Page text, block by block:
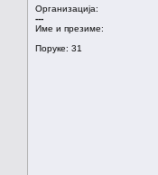
Организација:
---
Име и презиме:
Поруке: 31